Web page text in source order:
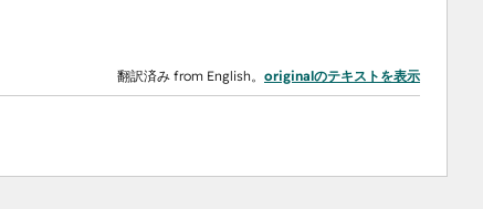
翻訳済み from English。 originalのテキストを表示